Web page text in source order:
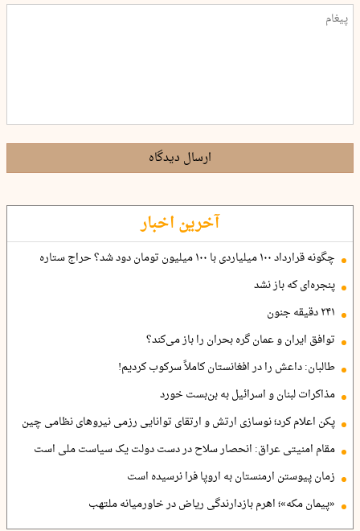
ارسال دیدگاه
آخرین اخبار
چگونه قرارداد ۱۰۰ میلیاردی با ۱۰۰ میلیون تومان دود شد؟ حراج ستاره
پنجره‌ای که باز نشد
۲۴۱ دقیقه جنون
توافق ایران و عمان گره بحران را باز می‌کند؟
طالبان: داعش را در افغانستان کاملاً سرکوب کردیم!
مذاکرات لبنان و اسرائیل به بن‌بست خورد
پکن اعلام کرد؛ نوسازی ارتش و ارتقای توانایی رزمی نیروهای نظامی چین
مقام امنیتی عراق: انحصار سلاح در دست دولت یک سیاست ملی است
زمان پیوستن ارمنستان به اروپا فرا نرسیده است
«پیمان مکه»؛ اهرم بازدارندگی ریاض در خاورمیانه ملتهب